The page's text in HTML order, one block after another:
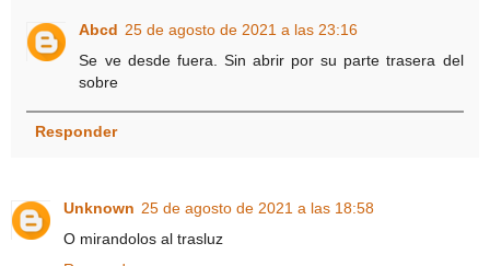
Abcd 25 de agosto de 2021 a las 23:16
Se ve desde fuera. Sin abrir por su parte trasera del
sobre
Responder
Unknown 25 de agosto de 2021 a las 18:58
O mirandolos al trasluz